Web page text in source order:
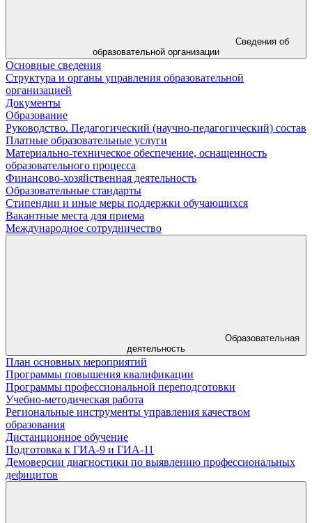
Сведения об
образовательной организации
Основные сведения
Структура и органы управления образовательной
организацией
Документы
Образование
Руководство. Педагогический (научно-педагогический) состав
Платные образовательные услуги
Материально-техническое обеспечение, оснащенность
образовательного процесса
Финансово-хозяйственная деятельность
Образовательные стандарты
Стипендии и иные меры поддержки обучающихся
Вакантные места для приема
Международное сотрудничество
Образовательная
деятельность
План основных мероприятий
Программы повышения квалификации
Программы профессиональной переподготовки
Учебно-методическая работа
Региональные инструменты управления качеством
образования
Дистанционное обучение
Подготовка к ГИА-9 и ГИА-11
Демоверсии диагностики по выявлению профессиональных
дефицитов